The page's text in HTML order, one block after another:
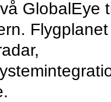
GlobalEye